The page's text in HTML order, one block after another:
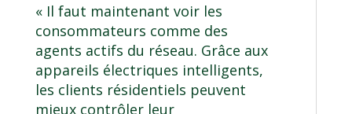
« Il faut maintenant voir les
consommateurs comme des
agents actifs du réseau. Grâce aux
appareils électriques intelligents,
les clients résidentiels peuvent
mieux contrôler leur